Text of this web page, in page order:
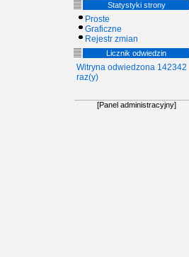
Statystyki strony
Proste
Graficzne
Rejestr zmian
Licznik odwiedzin
Witryna odwiedzona 142342
raz(y)
[Panel administracyjny]